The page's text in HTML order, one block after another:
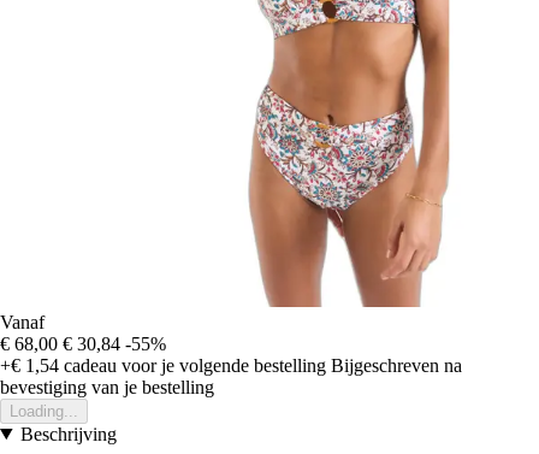
Vanaf
€ 68,00 € 30,84 -55%
+€ 1,54 cadeau voor je volgende bestelling Bijgeschreven na
bevestiging van je bestelling
Loading...
Beschrijving